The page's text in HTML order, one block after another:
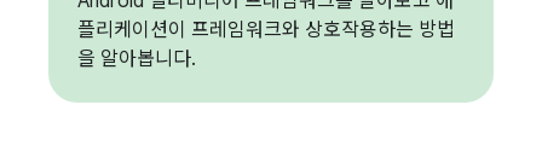
플리케이션이 프레임워크와 상호작용하는 방법
을 알아봅니다.